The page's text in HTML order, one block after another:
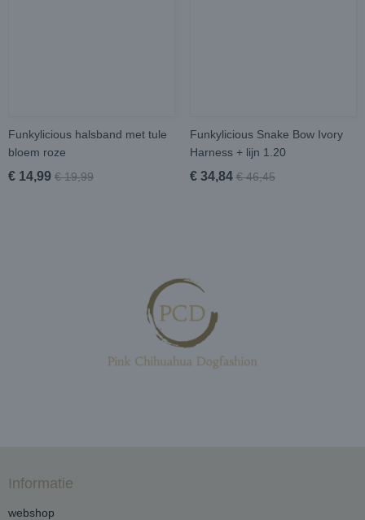
Funkylicious halsband met tule
bloem roze
€ 14,99 € 19,99
Funkylicious Snake Bow Ivory
Harness + lijn 1.20
€ 34,84 € 46,45
Informatie
webshop